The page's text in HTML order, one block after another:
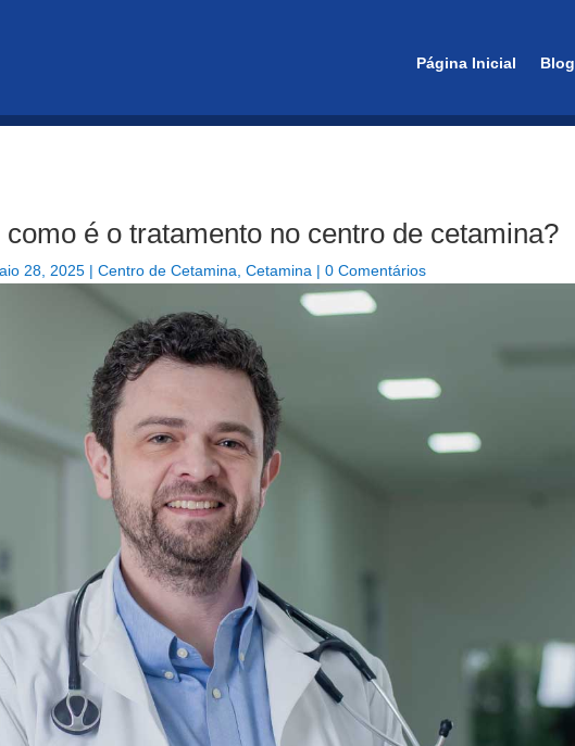
Página Inicial Blog
é o tratamento no centro de cetamina?
28, 2025 | Centro de Cetamina Cetamina | 0 Comentários